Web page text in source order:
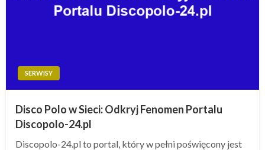
SERWISY
Disco Polo w Sieci: Odkryj Fenomen Portalu
Discopolo-24.pl
Discopolo-24.pl to portal, który w pełni poświęcony jest